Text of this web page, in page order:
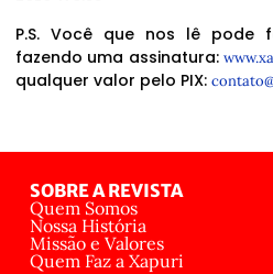
P.S. Você que nos lê pode
fazendo uma assinatura:
qualquer valor pelo PIX:
SOBRE A REVISTA
Quem Somos
Nossa História
Missão e Valores
Quem Faz a Xapuri